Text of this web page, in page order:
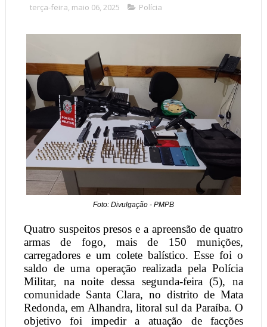
terça-feira, maio 06, 2025 Polícia
Foto: Divulgação - PMPB
Quatro suspeitos presos e a apreensão de quatro
armas de fogo, mais de 150 munições,
carregadores e um colete balístico. Esse foi o
saldo de uma operação realizada pela Polícia
Militar, na noite dessa segunda-feira (5), na
comunidade Santa Clara, no distrito de Mata
Redonda, em Alhandra, litoral sul da Paraíba. O
objetivo foi impedir a atuação de facções